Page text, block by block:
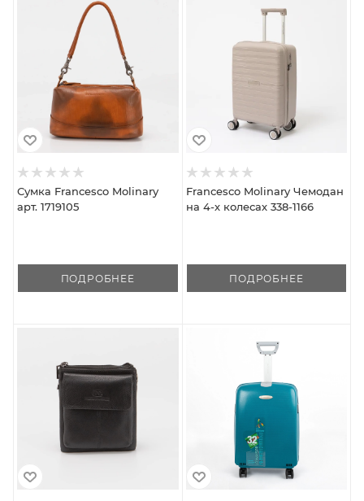
Сумка Francesco Molinary
арт. 1719105
ПОДРОБНЕЕ
Francesco Molinary Чемодан
на 4-х колесах 338-1166
ПОДРОБНЕЕ